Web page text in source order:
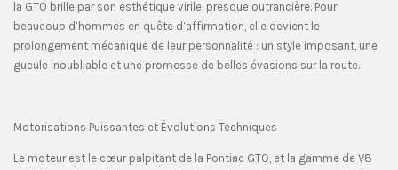
la GTO brille par son esthétique virile, presque outrancière. Pour
beaucoup d’hommes en quête d’affirmation, elle devient le
prolongement mécanique de leur personnalité : un style imposant, une
gueule inoubliable et une promesse de belles évasions sur la route.
Motorisations Puissantes et Évolutions Techniques
Le moteur est le cœur palpitant de la Pontiac GTO, et la gamme de V8